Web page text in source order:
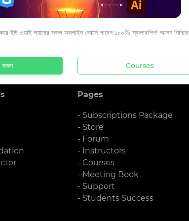
Pages
- Subscriptions Package
- Store
- Forum
- Instructors
- Courses
- Meeting Book
- Support
- Students Success
ইউ ওয়াই ল্যাবের সকল অনলাইন কোর্সে পাবেন ১০০% স্কলারশিপ! আসন নিশ্চিত
করুন Courses